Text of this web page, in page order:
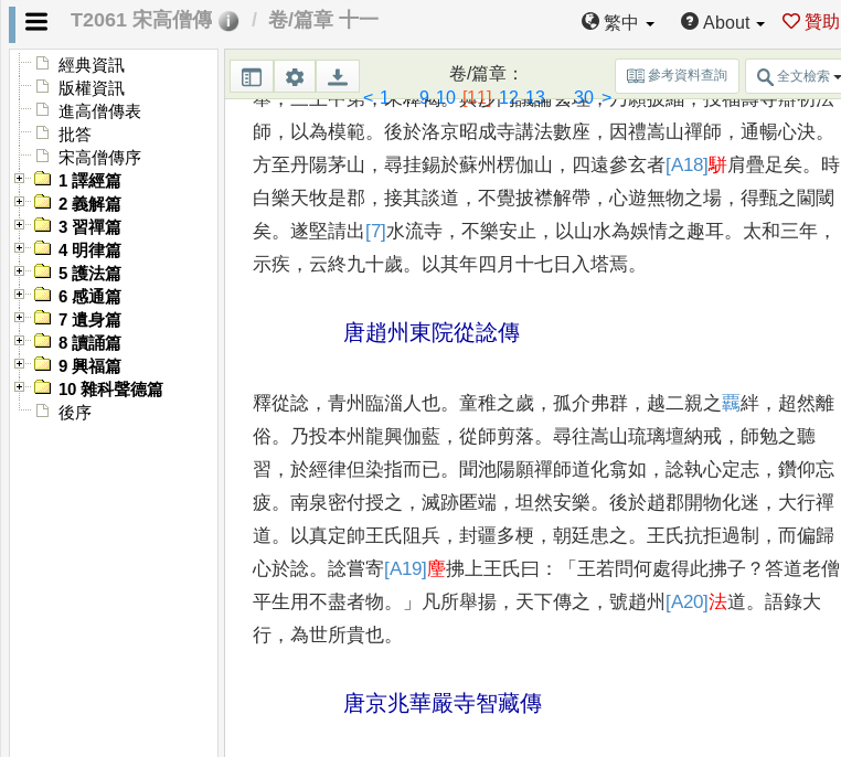
T2061 宋高僧傳 卷/篇章 十一 繁中 About 贊助
經典資訊
版權資訊
進高僧傳表
批答
宋高僧傳序
1 譯經篇
2 義解篇
3 習禪篇
4 明律篇
5 護法篇
6 感通篇
7 遺身篇
8 讀誦篇
9 興福篇
10 雜科聲德篇
後序
卷/篇章 ：
< 1...9 10 [11] 12 13...30 >
參考資料查詢 全文檢索
釋甄公，姓魯氏 江陵人也。少而警慧 七歲誦通《詩．雅 》，遂應州
舉，三上中第，未釋褐。與沙門議論玄理，乃願披緇，投福壽寺辯初法
師 ， 以為模範。 後於洛京昭成寺講法數座 ， 因禮嵩山禪師 ， 通暢心決。
方至丹陽茅山 ， 尋挂錫於蘇州楞伽山 ， 四遠參玄者[A18]駢肩疊足矣。 時
白樂天牧是郡 ， 接其談道 ， 不覺披襟解帶 ， 心遊無物之場 ， 得甄之閫閾
矣。 遂堅請出 [7]水流寺 ， 不樂安止 ， 以山水為娛情之趣耳。 太和三年 ，
示疾 ， 云終九十歲。 以其年四月十七日入塔焉。
唐趙州東院從諗傳
釋從諗 ， 青州臨淄人也。 童稚之歲 ， 孤介弗群 ， 越二親之覊絆 ， 超然離
俗。 乃投本州龍興伽藍 ， 從師剪落。 尋往嵩山琉璃壇納戒 ， 師勉之聽
習 ， 於經律但染指而已。 聞池陽願禪師道化翕如 ， 諗執心定志 ， 鑽仰忘
疲。 南泉密付授之 ， 滅跡匿端 ， 坦然安樂。 後於趙郡開物化迷 ， 大行禪
道。 以真定帥王氏阻 兵 ， 封疆多梗 ， 朝廷患之。 王氏抗拒過制 ， 而偏歸
心於諗。 諗嘗寄[A19]麈拂上王氏曰 ：「 王若問何處得此拂子 ？ 答道老僧
平生用不盡者物。」 凡所舉揚 ， 天下傳之 ， 號趙州 [A20]法道。 語錄大
行 ， 為世所貴也。
唐京兆華嚴寺智藏傳